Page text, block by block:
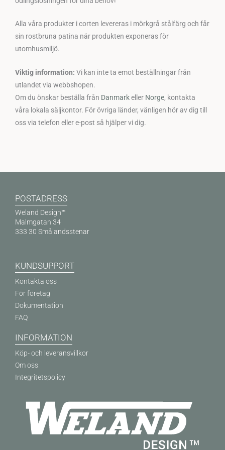
Alla våra produkter i corten levereras i mörkgrå stålfärg och får
sin rostbruna patina när produkten exponeras för
utomhusmiljö.
Viktig information: Vi kan inte ta emot beställningar från
utlandet via webbshopen.
Om du önskar beställa från Danmarkeller Norge, kontakta
våra lokala säljkontor. För övriga länder, vänligen hör av dig till
oss via telefon eller e-post så hjälper vi dig.
POSTADRESS
Weland Design™
Malmgatan 34
333 30 Smålandsstenar
KUNDSUPPORT
Kontakta oss
För företag
Dokumentation
FAQ
INFORMATION
Köp- och leveransvillkor
Om oss
Integritetspolicy